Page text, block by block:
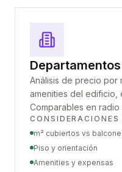
Departamentos
Análisis de precio por
amenities del edificio,
Comparables en radio
CONSIDERACIONES
m² cubiertos vs
Piso y orientación
Amenities y expensas